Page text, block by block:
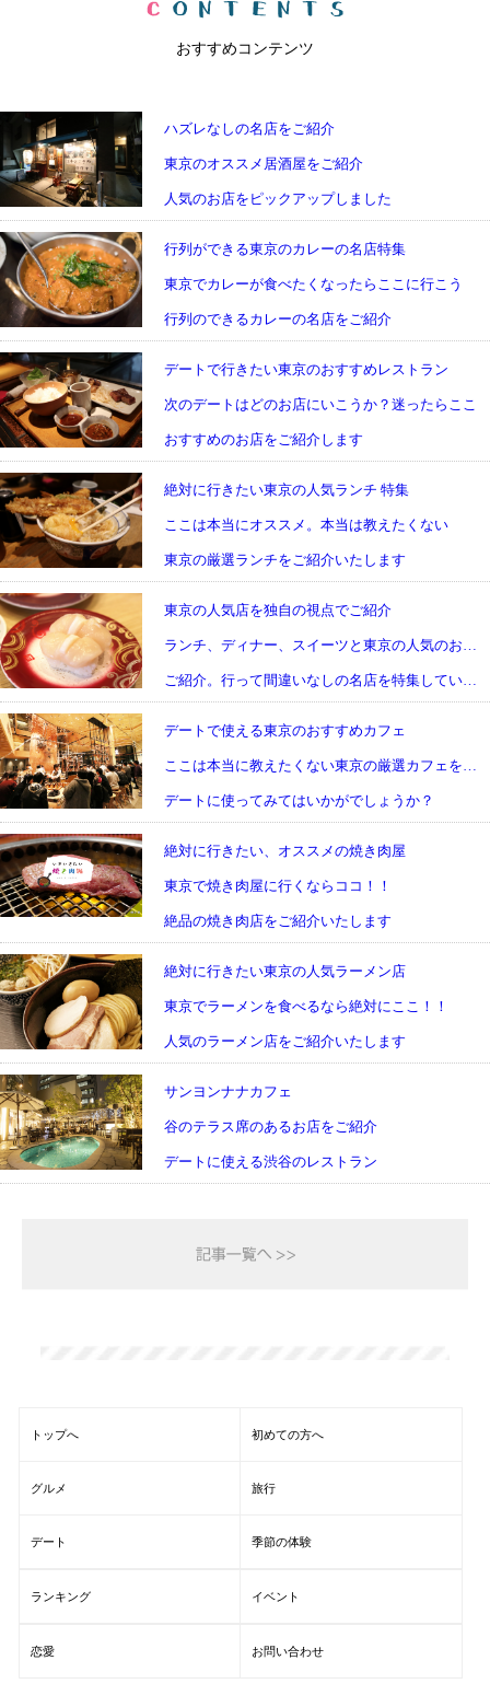
おすすめコンテンツ
ハズレなしの名店をご紹介
東京のオススメ居酒屋をご紹介
人気のお店をピックアップしました
行列ができる東京のカレーの名店特集
東京でカレーが食べたくなったらここに行こう
行列のできるカレーの名店をご紹介
デートで行きたい東京のおすすめレストラン
次のデートはどのお店にいこうか？迷ったらここ
おすすめのお店をご紹介します
絶対に行きたい東京の人気ランチ 特集
ここは本当にオススメ。本当は教えたくない
東京の厳選ランチをご紹介いたします
東京の人気店を独自の視点でご紹介
ランチ、ディナー、スイーツと東京の人気のお店を
ご紹介。行って間違いなしの名店を特集しています
デートで使える東京のおすすめカフェ
ここは本当に教えたくない東京の厳選カフェをご紹介
デートに使ってみてはいかがでしょうか？
絶対に行きたい、オススメの焼き肉屋
東京で焼き肉屋に行くならココ！！
絶品の焼き肉店をご紹介いたします
絶対に行きたい東京の人気ラーメン店
東京でラーメンを食べるなら絶対にここ！！
人気のラーメン店をご紹介いたします
サンヨンナナカフェ
谷のテラス席のあるお店をご紹介
デートに使える渋谷のレストラン
トップへ 初めての方へ
グルメ 旅行
デート 季節の体験
ランキング イベント
恋愛 お問い合わせ